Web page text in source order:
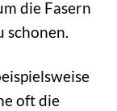
die Fasern
schonen.
oft die